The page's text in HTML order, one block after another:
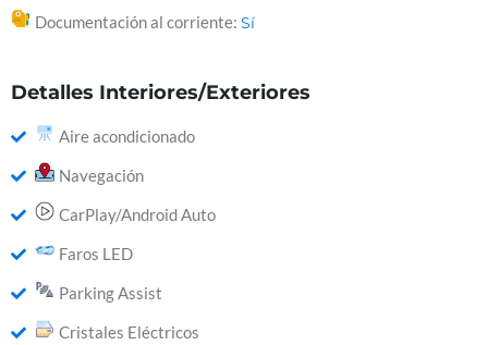
Documentación al corriente: Sí
Detalles Interiores/Exteriores
Aire acondicionado
Navegación
CarPlay/Android Auto
Faros LED
Parking Assist
Cristales Eléctricos